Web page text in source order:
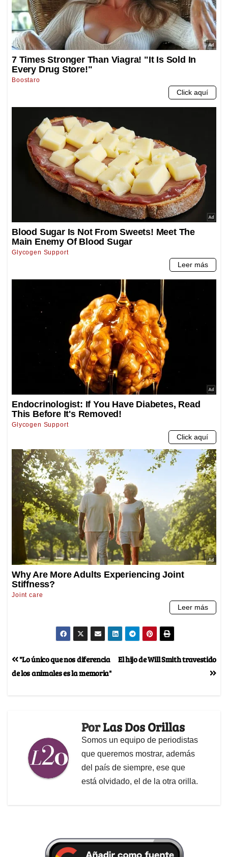
El hijo de Will Smith travestido
"Lo único que nos diferencia
de los animales es la memoria"
PorLas Dos Orillas
Somos un equipo de periodistas
que queremos mostrar, además
del país de siempre, ese que
está olvidado, el de la otra orilla.